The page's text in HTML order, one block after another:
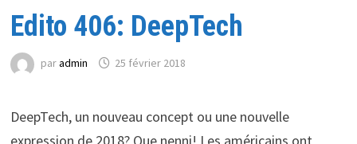
Edito 406: DeepTech
paradmin 25 février 2018
DeepTech, un nouveau concept ou une nouvelle